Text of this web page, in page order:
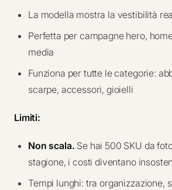
La modella mostra la vestibilità
Perfetta per campagne hero,
media
Funziona per tutte le categorie:
scarpe, accessori, gioielli
Limiti:
Non scala. Se hai 500 SKU da
stagione, i costi diventano
Tempi lunghi: tra organizzazione,